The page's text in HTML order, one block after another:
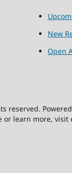
New
Open
reserved.
or learn more,